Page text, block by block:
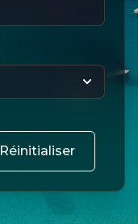
Réinitialiser